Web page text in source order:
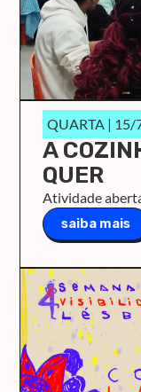
QUARTA | 15/
A
QUER
Atividade
saiba mais